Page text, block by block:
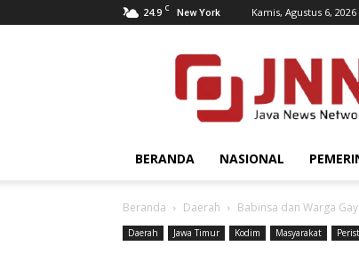
24.9 C New York Kamis, Agustus 6, 2026
JNN.co.id
BERANDA NASIONAL
Beranda Daerah Babinsa dan Warga
Daerah Jawa Timur Kodim Masyarakat